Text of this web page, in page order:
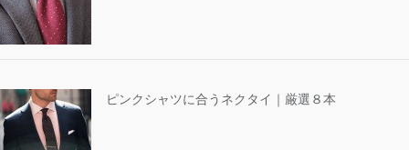
ピンクシャツに合うネクタイ｜厳選８本